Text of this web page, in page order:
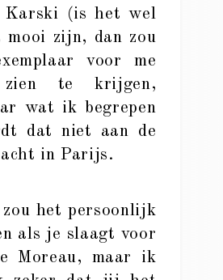
Karski (is het wel
mooi zijn, dan zou
voor me
zien te krijgen,
wat ik begrepen
dat niet aan de
in Parijs.
het persoonlijk
als je slaagt voor
Moreau, maar ik